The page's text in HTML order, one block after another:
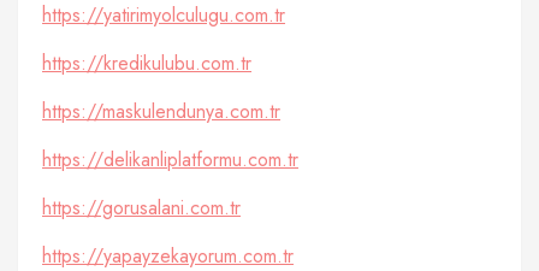
https://yatirimyolculugu.com.tr
https://kredikulubu.com.tr
https://maskulendunya.com.tr
https://delikanliplatformu.com.tr
https://gorusalani.com.tr
https://yapayzekayorum.com.tr